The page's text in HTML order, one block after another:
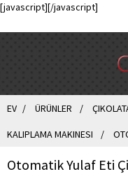
[javascript][/javascript]
EV ÜRÜNLER
KALIPLAMA MAKINESI
Otomatik Yulaf Eti